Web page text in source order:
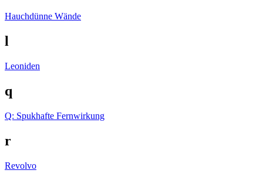
Hauchdünne Wände
l
Leoniden
q
Q: Spukhafte Fernwirkung
r
Revolvo